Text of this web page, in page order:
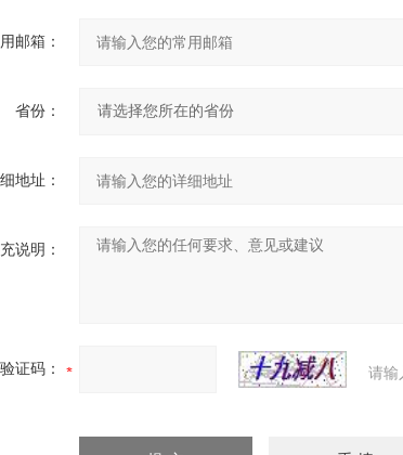
邮箱：
省份：
地址：
说明：
验证码： 请输